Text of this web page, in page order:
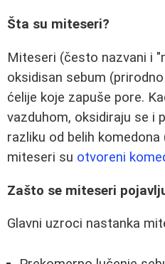
Šta su miteseri?
Miteseri (često nazvani i
oksidisan sebum
ćelije koje zapuše pore.
vazduhom, oksidiraju se i
razliku od belih
miteseri su otvoreni
Zašto se miteseri
Glavni uzroci nastanka